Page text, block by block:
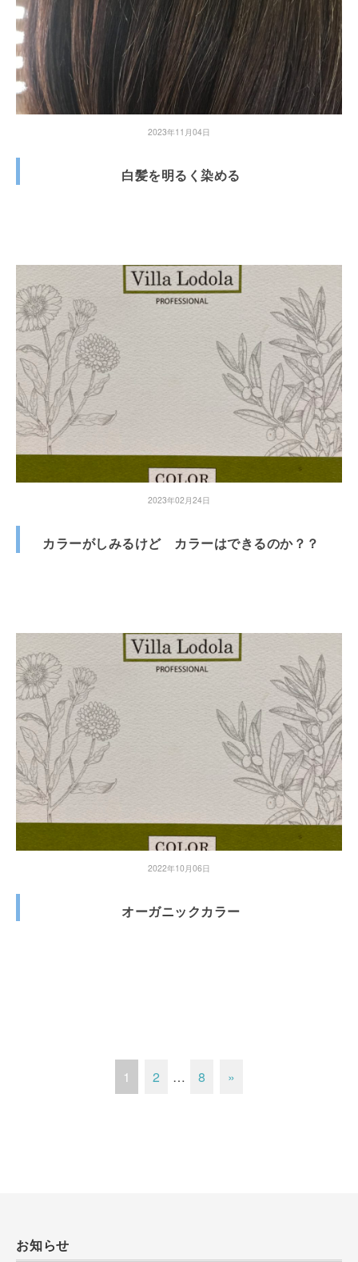
2023年11月04日
白髪を明るく染める
2023年02月24日
カラーがしみるけど カラーはできるのか？？
2022年10月06日
オーガニックカラー
1 2 … 8 »
お知らせ